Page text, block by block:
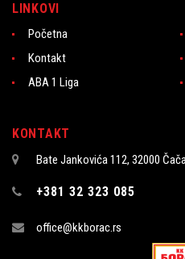
LINKOVI
Početna
Kontakt
ABA 1 Liga
KONTAKT
Bate Jankovića 112, 32000
+381 32 323 085
office@kkborac.rs